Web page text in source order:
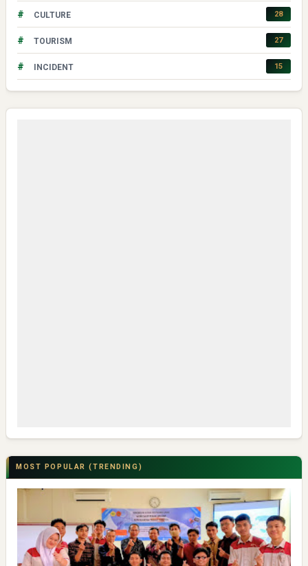
# CULTURE 28
# TOURISM 27
# INCIDENT 15
MOST POPULAR (TRENDING)